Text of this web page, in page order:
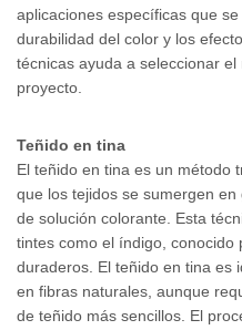
aplicaciones específicas que
durabilidad del color y los
técnicas ayuda a seleccionar
proyecto.
Teñido en tina
El teñido en tina es un método
que los tejidos se sumergen
de solución colorante. Esta
tintes como el índigo,
duraderos. El teñido en tina es
en fibras naturales, aunque
de teñido más sencillos. El